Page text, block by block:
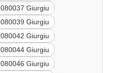
080037 Giurgiu
080039 Giurgiu
080042 Giurgiu
080044 Giurgiu
080046 Giurgiu